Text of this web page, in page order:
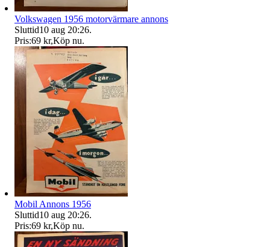
Volkswagen 1956 motorvärmare annons
Sluttid10 aug 20:26.
Pris:69 kr,Köp nu.
Mobil Annons 1956
Sluttid10 aug 20:26.
Pris:69 kr,Köp nu.